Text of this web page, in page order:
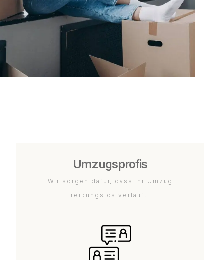
Umzugsprofis
Wir sorgen dafür, dass Ihr Umzug
reibungslos verläuft.